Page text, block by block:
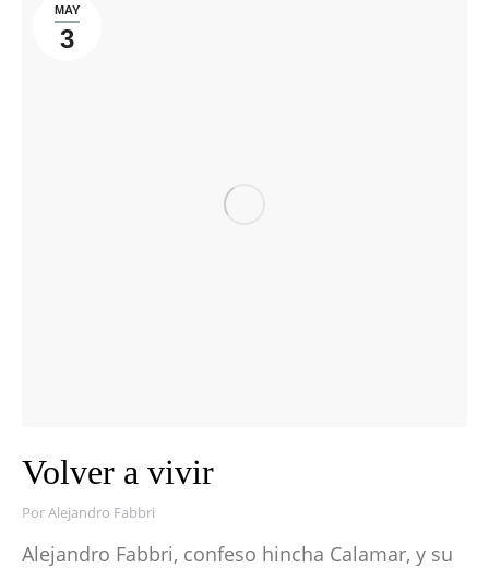
MAY
3
Volver a vivir
PorAlejandro Fabbri
Alejandro Fabbri, confeso hincha Calamar, y su